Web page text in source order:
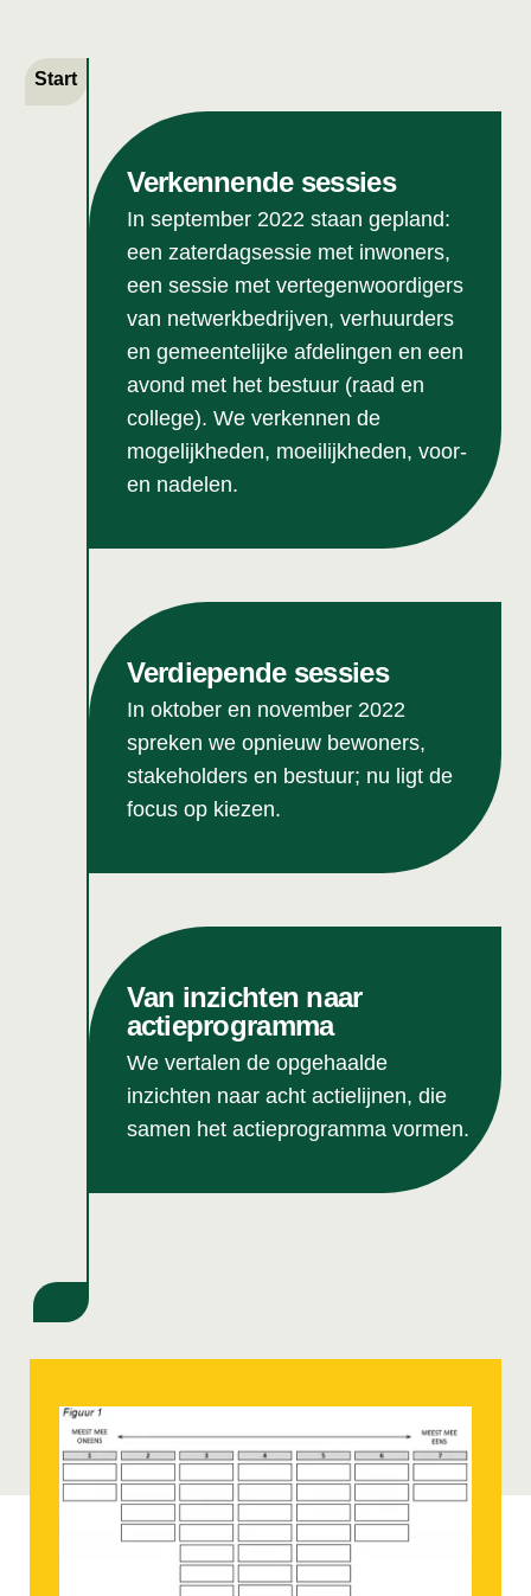
Verkennende sessies
In september 2022 staan gepland:
een zaterdagsessie met inwoners,
een sessie met vertegenwoordigers
van netwerkbedrijven, verhuurders
en gemeentelijke afdelingen en een
avond met het bestuur (raad en
college). We verkennen de
mogelijkheden, moeilijkheden, voor-
en nadelen.
Verdiepende sessies
In oktober en november 2022
spreken we opnieuw bewoners,
stakeholders en bestuur; nu ligt de
focus op kiezen.
Van inzichten naar
actieprogramma
We vertalen de opgehaalde
inzichten naar acht actielijnen, die
samen het actieprogramma vormen.